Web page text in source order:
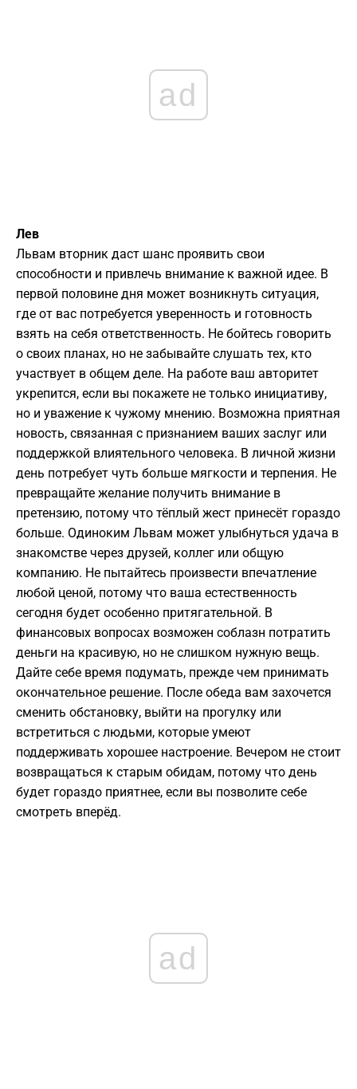
ad
Лев
Львам вторник даст шанс проявить свои
способности и привлечь внимание к важной идее. В
первой половине дня может возникнуть ситуация,
где от вас потребуется уверенность и готовность
взять на себя ответственность. Не бойтесь говорить
о своих планах, но не забывайте слушать тех, кто
участвует в общем деле. На работе ваш авторитет
укрепится, если вы покажете не только инициативу,
но и уважение к чужому мнению. Возможна приятная
новость, связанная с признанием ваших заслуг или
поддержкой влиятельного человека. В личной жизни
день потребует чуть больше мягкости и терпения. Не
превращайте желание получить внимание в
претензию, потому что тёплый жест принесёт гораздо
больше. Одиноким Львам может улыбнуться удача в
знакомстве через друзей, коллег или общую
компанию. Не пытайтесь произвести впечатление
любой ценой, потому что ваша естественность
сегодня будет особенно притягательной. В
финансовых вопросах возможен соблазн потратить
деньги на красивую, но не слишком нужную вещь.
Дайте себе время подумать, прежде чем принимать
окончательное решение. После обеда вам захочется
сменить обстановку, выйти на прогулку или
встретиться с людьми, которые умеют
поддерживать хорошее настроение. Вечером не стоит
возвращаться к старым обидам, потому что день
будет гораздо приятнее, если вы позволите себе
смотреть вперёд.
ad